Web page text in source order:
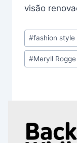
visão
Post
Tags:
#fashion style
#Meryll Rogge